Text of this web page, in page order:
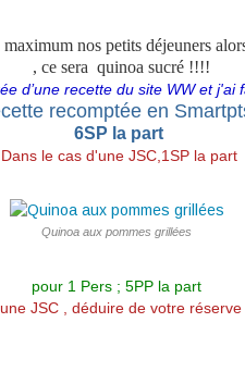
nos petits déjeuners
, ce sera quinoa sucré !!!!
d’une recette du site WW et j'ai
recomptée en
6SP la part
Dans le cas d'une JSC,1SP la part
Quinoa aux pommes grillées
pour 1 Pers ; 5PP la part
JSC , déduire de votre